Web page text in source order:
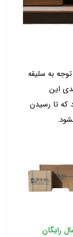
به سلیقه
این
که تا رسیدن
رایگان